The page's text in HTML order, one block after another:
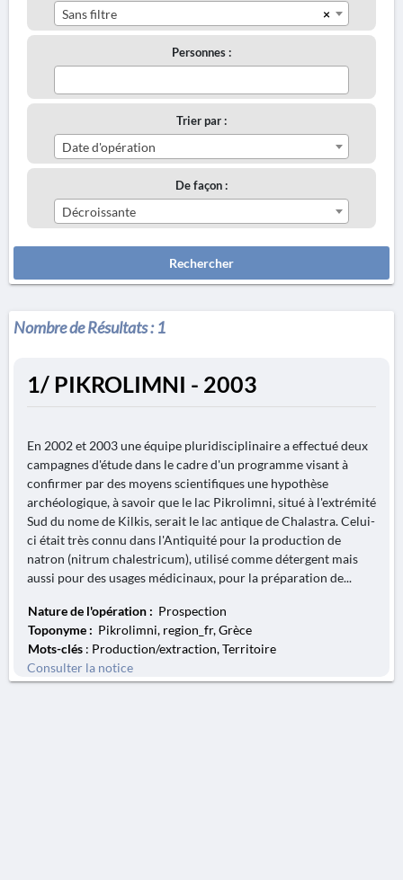
×
Sans filtre
Personnes :
Trier par :
Date d'opération
De façon :
Décroissante
Rechercher
Nombre de Résultats :1
1/ PIKROLIMNI - 2003
En 2002 et 2003 une équipe pluridisciplinaire a effectué deux
campagnes d'étude dans le cadre d'un programme visant à
confirmer par des moyens scientifiques une hypothèse
archéologique, à savoir que le lac Pikrolimni, situé à l'extrémité
Sud du nome de Kilkis, serait le lac antique de Chalastra. Celui-
ci était très connu dans l'Antiquité pour la production de
natron (nitrum chalestricum), utilisé comme détergent mais
aussi pour des usages médicinaux, pour la préparation de...
Nature de l'opération : Prospection
Toponyme : Pikrolimni, region_fr, Grèce
Mots-clés : Production/extraction, Territoire
Consulter la notice